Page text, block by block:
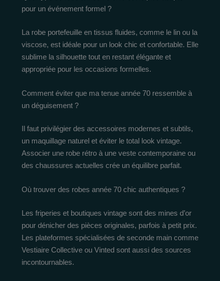
pour un événement formel ?
La robe portefeuille en tissus fluides, comme le lin ou la
viscose, est idéale pour un look chic et confortable. Elle
sublime la silhouette tout en restant élégante et
appropriée pour les occasions formelles.
Comment éviter que ma tenue année 70 ressemble à
un déguisement ?
Il faut privilégier des accessoires modernes et subtils,
un maquillage naturel et éviter le total look vintage.
Associer une robe rétro à une veste contemporaine ou
des chaussures actuelles crée un équilibre parfait.
Où trouver des robes année 70 chic authentiques ?
Les friperies et boutiques vintage sont des mines d’or
pour dénicher des pièces originales, parfois à petit prix.
Les plateformes spécialisées de seconde main comme
Vestiaire Collective ou Vinted sont aussi des sources
incontournables.